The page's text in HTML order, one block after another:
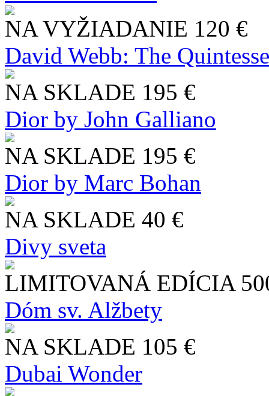
NA VYŽIADANIE 120 €
David Webb: The
NA SKLADE 195 €
Dior by John Galliano
NA SKLADE 195 €
Dior by Marc Bohan
NA SKLADE 40 €
Divy sveta
LIMITOVANÁ EDÍCIA
Dóm sv. Alžbety
NA SKLADE 105 €
Dubai Wonder